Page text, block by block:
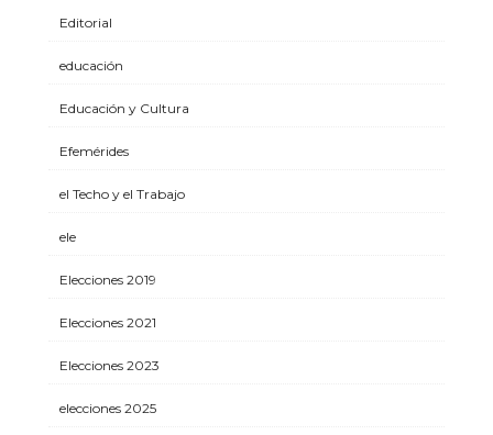
Editorial
educación
Educación y Cultura
Efemérides
el Techo y el Trabajo
ele
Elecciones 2019
Elecciones 2021
Elecciones 2023
elecciones 2025